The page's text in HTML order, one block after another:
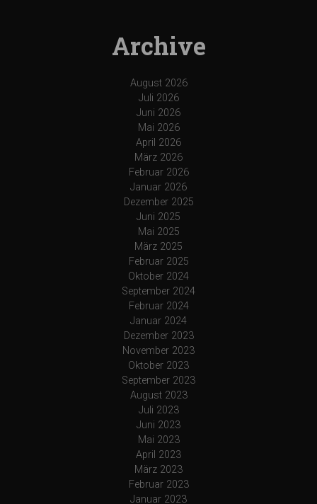
Archive
August 2026
Juli 2026
Juni 2026
Mai 2026
April 2026
März 2026
Februar 2026
Januar 2026
Dezember 2025
Juni 2025
Mai 2025
März 2025
Februar 2025
Oktober 2024
September 2024
Februar 2024
Januar 2024
Dezember 2023
November 2023
Oktober 2023
September 2023
August 2023
Juli 2023
Juni 2023
Mai 2023
April 2023
März 2023
Februar 2023
Januar 2023